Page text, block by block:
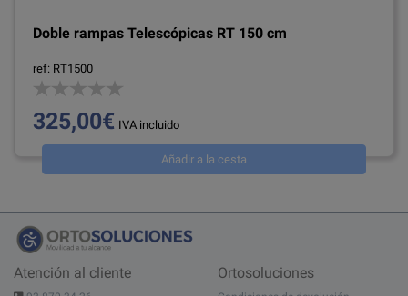
Doble rampas Telescópicas RT 150 cm
ref: RT1500
325,00€ IVA incluido
Añadir a la cesta
Atención al cliente Ortosoluciones